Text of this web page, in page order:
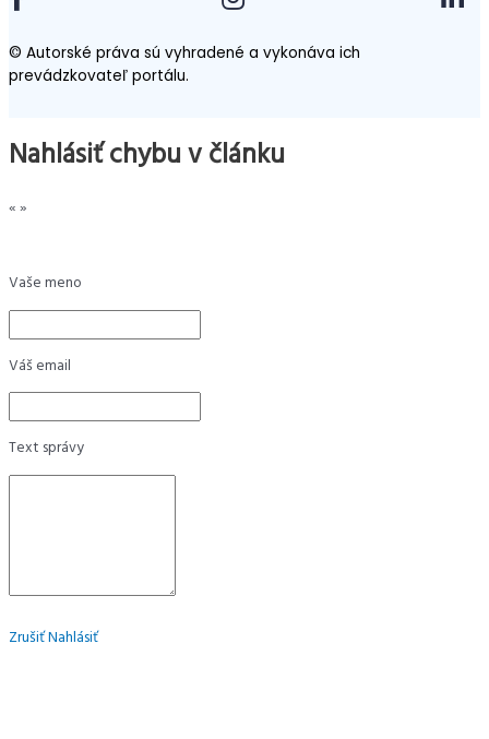
© Autorské práva sú vyhradené a vykonáva ich
prevádzkovateľ portálu.
Nahlásiť chybu v článku
«»
Vaše meno
Váš email
Text správy
ZrušiťNahlásiť